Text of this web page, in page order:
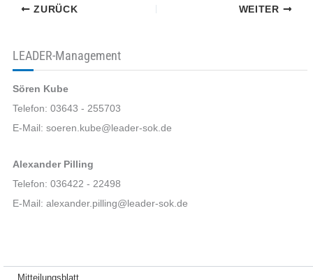
LEADER-Management
Sören Kube
Telefon: 03643 - 255703
E-Mail: soeren.kube@leader-sok.de
Alexander Pilling
Telefon: 036422 - 22498
E-Mail: alexander.pilling@leader-sok.de
ZURÜCK WEITER
Mitteilungsblatt